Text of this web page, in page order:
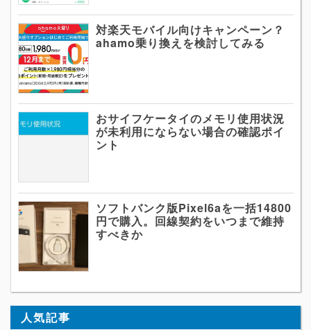
対楽天モバイル向けキャンペーン？
ahamo乗り換えを検討してみる
おサイフケータイのメモリ使用状況
が未利用にならない場合の確認ポイ
ント
ソフトバンク版Pixel6aを一括14800
円で購入。回線契約をいつまで維持
すべきか
人気記事